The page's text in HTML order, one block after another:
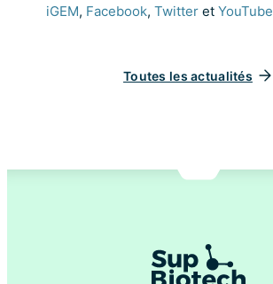
iGEM, Facebook, Twitter et YouTube
Toutes les actualités